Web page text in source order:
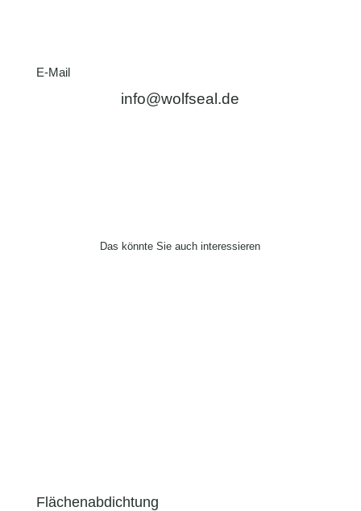
E-Mail
info@wolfseal.de
Das könnte Sie auch interessieren
Flächenabdichtung